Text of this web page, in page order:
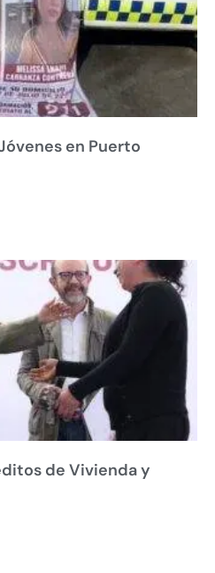
en Puerto
de Vivienda y